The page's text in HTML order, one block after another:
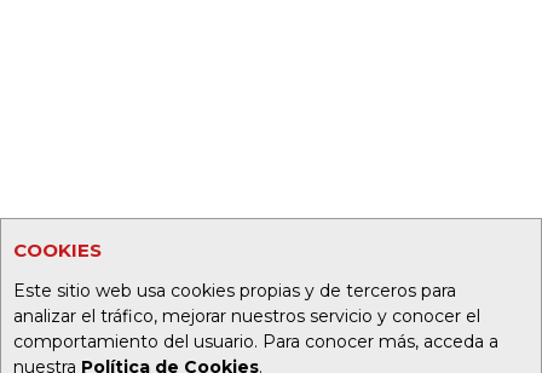
COOKIES
Este sitio web usa cookies propias y de terceros para
analizar el tráfico, mejorar nuestros servicio y conocer el
comportamiento del usuario. Para conocer más, acceda a
nuestra Política de Cookies.